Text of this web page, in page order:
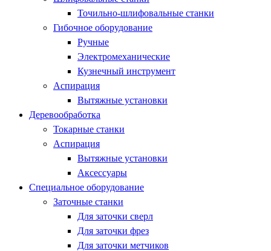
Точильно-шлифовальные станки
Гибочное оборудование
Ручные
Электромеханические
Кузнечный инструмент
Аспирация
Вытяжные установки
Деревообработка
Токарные станки
Аспирация
Вытяжные установки
Аксессуары
Специальное оборудование
Заточные станки
Для заточки сверл
Для заточки фрез
Для заточки метчиков